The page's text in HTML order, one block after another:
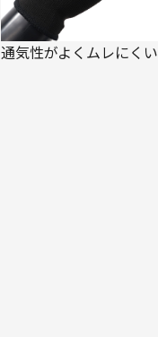
通気性がよくムレにくい